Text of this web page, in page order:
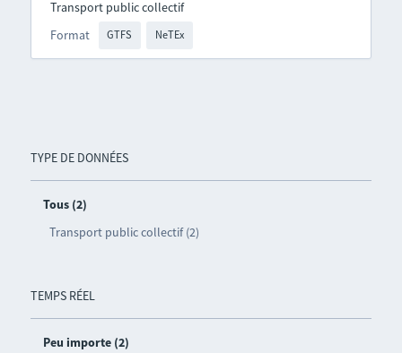
TYPE DE DONNÉES
Tous (2)
Transport public collectif (2)
TEMPS RÉEL
Peu importe (2)
Format GTFS NeTEx
Transport public collectif